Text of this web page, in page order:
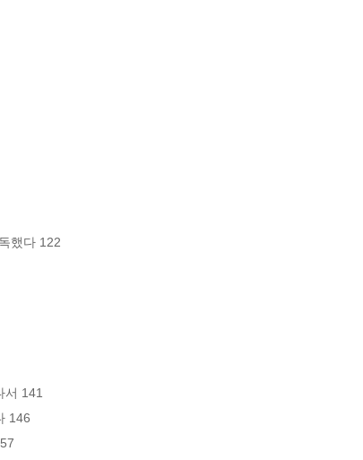
했다 122
서 141
146